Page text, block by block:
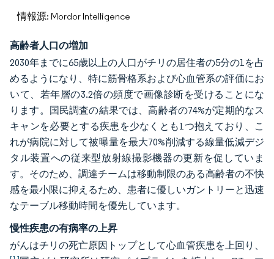
情報源: Mordor Intelligence
高齢者人口の増加
2030年までに65歳以上の人口がチリの居住者の5分の1を占
めるようになり、特に筋骨格系および心血管系の評価にお
いて、若年層の3.2倍の頻度で画像診断を受けることにな
ります。国民調査の結果では、高齢者の74%が定期的なス
キャンを必要とする疾患を少なくとも1つ抱えており、こ
れが病院に対して被曝量を最大70%削減する線量低減デジ
タル装置への従来型放射線撮影機器の更新を促していま
す。そのため、調達チームは移動制限のある高齢者の不快
感を最小限に抑えるため、患者に優しいガントリーと迅速
なテーブル移動時間を優先しています。
慢性疾患の有病率の上昇
がんはチリの死亡原因トップとして心血管疾患を上回り、